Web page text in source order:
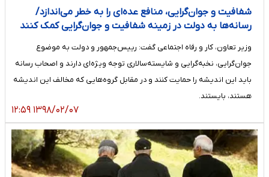
شفافیت و جوان‌گرایی، منافع عده‌ای را به خطر می‌اندازد/
رسانه‌ها به دولت در زمینه شفافیت و جوان‌گرایی کمک کنند
وزیر تعاون، کار و رفاه اجتماعی گفت: رییس‌جمهور و دولت به موضوع
جوان‌گرایی، نخبه‌گرایی و شایسته‌سالاری توجه ویژه‌ای دارند و اصحاب رسانه
باید این اندیشه را حمایت کنند و در مقابل گروه‌هایی که مخالف این اندیشه
هستند، بایستند.
۱۳۹۸/۰۲/۰۷ ۱۲:۵۹